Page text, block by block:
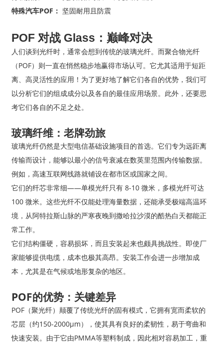
特殊汽车POF： 坚固耐用且防震
POF 对战 Glass：巅峰对决
人们谈到光纤时，通常会想到传统的玻璃光纤。而聚合物光纤
（POF）则一直在悄然稳步地赢得市场认可。它尤其适用于短距
离、高灵活性的应用！为了更好地了解它们各自的优势，我们可
以分析它们的组成成分以及各自的最佳应用场景。此外，还要思
考它们各自的不足之处。
玻璃纤维：老牌劲旅
玻璃光纤仍然是大型电信基础设施项目的首选。它们专为远距离
传输而设计，能够以最小的信号衰减在数英里范围内传输数据。
例如，高速互联网线路就铺设在都市区或国家之间。
它们的纤芯非常细——单模光纤只有 8-10 微米，多模光纤可达
100 微米。这些光纤不仅能处理海量数据，还能承受极端高温环
境，从阿特拉斯山脉的严寒夜晚到撒哈拉沙漠的酷热白天都能正
常工作。
它们结构僵硬，容易损坏，而且安装起来也颇具挑战性。即使厂
家能够提供电缆，成本也极其高昂。安装工作会进一步增加成
本，尤其是在气候或地形复杂的地区。
POF的优势：关键差异
POF（聚光纤）颠覆了传统光纤的固有模式，它拥有宽而柔软的
芯层（约150-2000μm），使其具有良好的柔韧性，易于弯曲和
快速安装。由于它由PMMA等塑料制成，因此相对容易加工，重